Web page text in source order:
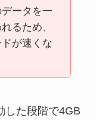
ータを一
るため、
が速くな
した段階で4GB